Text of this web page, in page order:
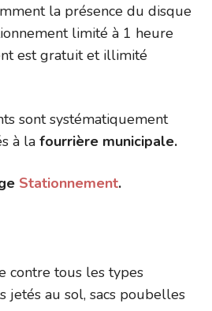
la présence du disque
limité à 1 heure
est gratuit et illimité
sont systématiquement
à la fourrière municipale.
Stationnement.
contre tous les types
jetés au sol, sacs poubelles